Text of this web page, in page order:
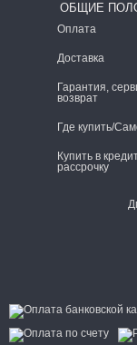
ОБЩИЕ
Оплата
Доставка
Гарантия,
возврат
Где купить/
Купить в
рассрочку